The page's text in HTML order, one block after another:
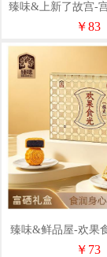
臻味&上新了故宫-
堂糕点礼盒
￥83
臻味&鲜品屋-欢果
360g
￥73